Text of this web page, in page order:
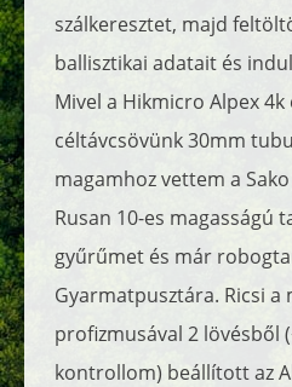
szálkeresztet, majd
ballisztikai adatait és
Mivel a Hikmicro Alpex
céltávcsövünk 30mm
magamhoz vettem a
Rusan 10-es magasságú
gyűrűmet és már
Gyarmatpusztára. Ricsi
profizmusával 2 lövésből
kontrollom) beállított az